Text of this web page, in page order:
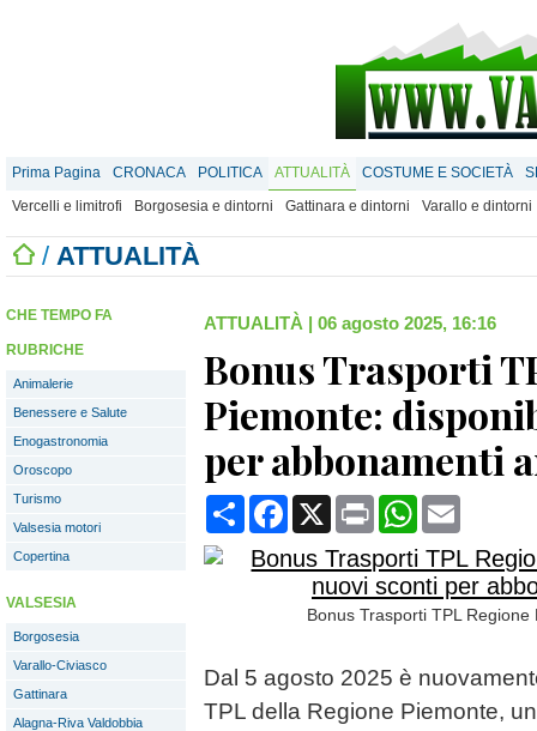
Prima Pagina CRONACA POLITICA ATTUALITÀ COSTUME E SOCIETÀ
Vercelli e limitrofi
Borgosesia e dintorni Gattinara e dintorni Varallo e dintorni
/ ATTUALITÀ
CHE TEMPO FA
RUBRICHE
Animalerie
Benessere e Salute
Enogastronomia
Oroscopo
Turismo
Valsesia motori
Copertina
VALSESIA
Borgosesia
Varallo-Civiasco
Gattinara
Alagna-Riva Valdobbia
ATTUALITÀ | 06 agosto 2025, 16:16
Bonus Trasporti
Piemonte:
per abbonamenti
CondividiFacebook
X Print WhatsApp
Bonus Trasporti TPL
Dal 5 agosto 2025 è
TPL della Regione Piemonte,